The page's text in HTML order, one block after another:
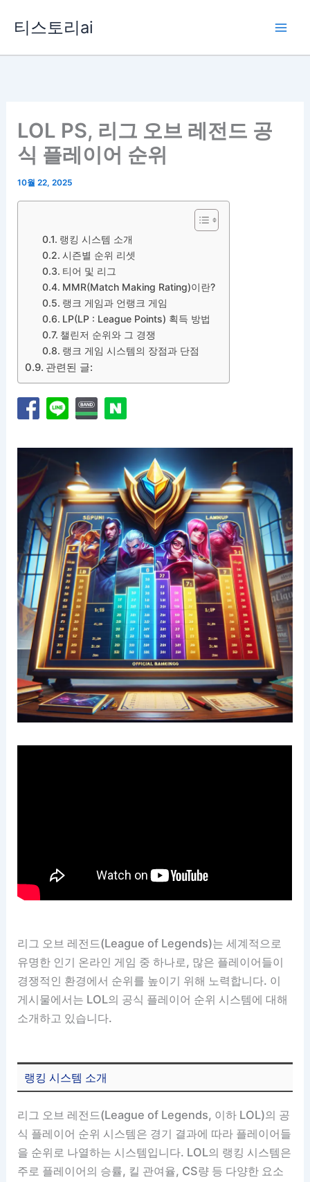
티스토리ai
LOL PS, 리그 오브 레전드 공
식 플레이어 순위
10월 22, 2025
랭킹 시스템 소개
시즌별 순위 리셋
티어 및 리그
MMR(Match Making Rating)이란?
랭크 게임과 언랭크 게임
LP(LP : League Points) 획득 방법
챌린저 순위와 그 경쟁
랭크 게임 시스템의 장점과 단점
관련된 글:
리그 오브 레전드(League of Legends)는 세계적으로
유명한 인기 온라인 게임 중 하나로, 많은 플레이어들이
경쟁적인 환경에서 순위를 높이기 위해 노력합니다. 이
게시물에서는 LOL의 공식 플레이어 순위 시스템에 대해
소개하고 있습니다.
랭킹 시스템 소개
리그 오브 레전드(League of Legends, 이하 LOL)의 공
식 플레이어 순위 시스템은 경기 결과에 따라 플레이어들
을 순위로 나열하는 시스템입니다. LOL의 랭킹 시스템은
주로 플레이어의 승률, 킬 관여율, CS량 등 다양한 요소